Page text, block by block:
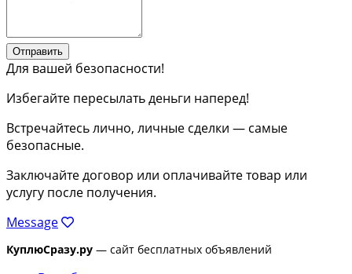
Отправить
Для вашей безопасности!
Избегайте пересылать деньги наперед!
Встречайтесь лично, личные сделки — самые
безопасные.
Заключайте договор или оплачивайте товар или
услугу после получения.
Message
КуплюСразу.ру — сайт бесплатных объявлений